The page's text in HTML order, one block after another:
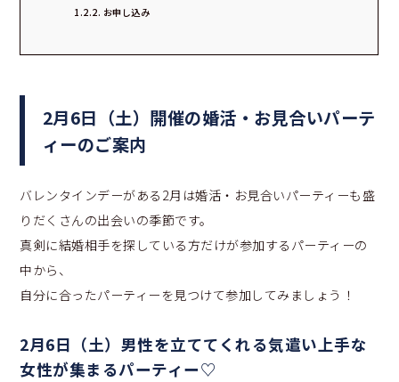
お申し込み
2月6日（土）開催の婚活・お見合いパーテ
ィーのご案内
バレンタインデーがある2月は婚活・お見合いパーティーも盛
りだくさんの出会いの季節です。
真剣に結婚相手を探している方だけが参加するパーティーの
中から、
自分に合ったパーティーを見つけて参加してみましょう！
2月6日（土）男性を立ててくれる気遣い上手な
女性が集まるパーティー♡